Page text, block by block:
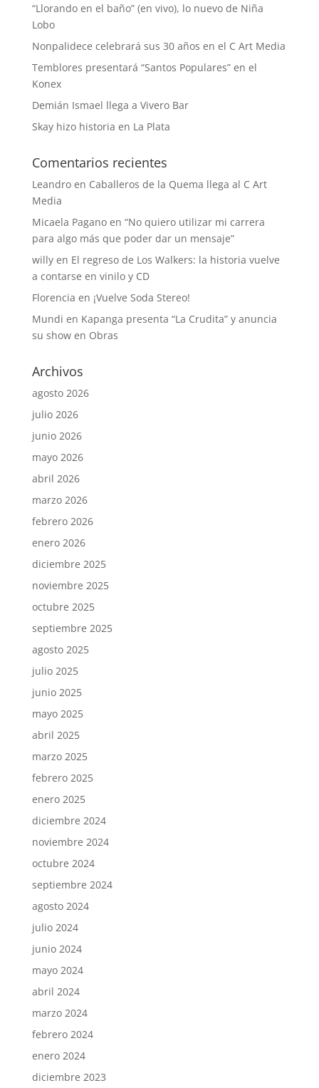
“Llorando en el baño” (en vivo), lo nuevo de Niña
Lobo
Nonpalidece celebrará sus 30 años en el C Art Media
Temblores presentará “Santos Populares” en el
Konex
Demián Ismael llega a Vivero Bar
Skay hizo historia en La Plata
Comentarios recientes
Leandroen Caballeros de la Quema llega al C Art
Media
Micaela Paganoen “No quiero utilizar mi carrera
para algo más que poder dar un mensaje”
willyen El regreso de Los Walkers: la historia vuelve
a contarse en vinilo y CD
Florencia en ¡Vuelve Soda Stereo!
Mundi en Kapanga presenta “La Crudita” y anuncia
su show en Obras
Archivos
agosto 2026
julio 2026
junio 2026
mayo 2026
abril 2026
marzo 2026
febrero 2026
enero 2026
diciembre 2025
noviembre 2025
octubre 2025
septiembre 2025
agosto 2025
julio 2025
junio 2025
mayo 2025
abril 2025
marzo 2025
febrero 2025
enero 2025
diciembre 2024
noviembre 2024
octubre 2024
septiembre 2024
agosto 2024
julio 2024
junio 2024
mayo 2024
abril 2024
marzo 2024
febrero 2024
enero 2024
diciembre 2023